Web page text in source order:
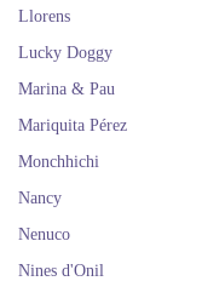
Llorens
Lucky Doggy
Marina & Pau
Mariquita Pérez
Monchhichi
Nancy
Nenuco
Nines d'Onil